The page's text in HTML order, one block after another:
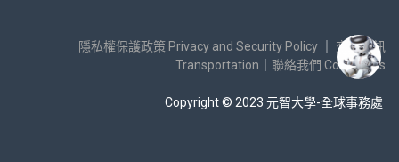
隱私權保護政策 Privacy and Security Policy
交通資訊
Transportation
聯絡我們 Contact Us
Copyright © 2023 元智大學-全球事務處